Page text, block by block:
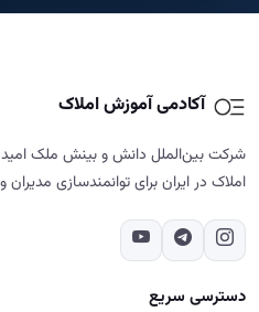
آکادمی آموزش املاک
شرکت بین‌الملل دانش و بینش ملک
املاک در ایران برای توانمندسازی
دسترسی سریع